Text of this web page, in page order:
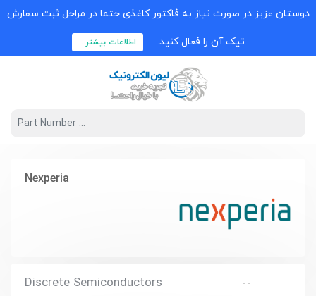
دوستان عزیز در صورت نیاز به فاکتور کاغذی حتما در مراحل ثبت سفارش
تیک آن را فعال کنید. اطلاعات بیشتر...
Nexperia
Discrete Semiconductors